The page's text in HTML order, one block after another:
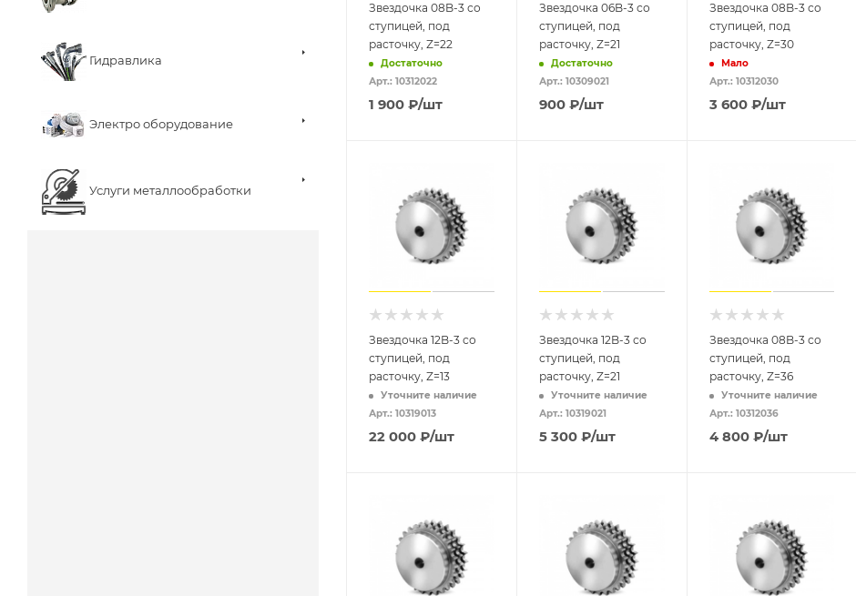
Гидравлика
Электро оборудование
Услуги металлообработки
Звездочка 08B-3 со
ступицей, под
расточку, Z=22
Достаточно
Арт.: 10312022
1 900 ₽/шт
Звездочка 06B-3 со
ступицей, под
расточку, Z=21
Достаточно
Арт.: 10309021
900₽/шт
Звездочка 08B-3 со
ступицей, под
расточку, Z=30
Мало
Арт.: 10312030
3 600₽/шт
Звездочка 12B-3 со
ступицей, под
расточку, Z=13
Уточните наличие
Арт.: 10319013
22 000 ₽/шт
Звездочка 12B-3 со
ступицей, под
расточку, Z=21
Уточните наличие
Арт.: 10319021
5 300₽/шт
Звездочка 08B-3 со
ступицей, под
расточку, Z=36
Уточните наличие
Арт.: 10312036
4 800₽/шт